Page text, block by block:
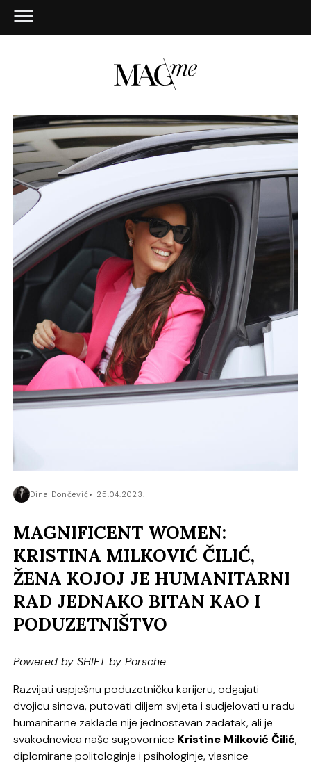
Dina Dončević 25.04.2023.
MAGNIFICENT WOMEN:
KRISTINA MILKOVIĆ ČILIĆ,
ŽENA KOJOJ JE HUMANITARNI
RAD JEDNAKO BITAN KAO I
PODUZETNIŠTVO
Powered by SHIFT by Porsche
Razvijati uspješnu poduzetničku karijeru, odgajati
dvojicu sinova, putovati diljem svijeta i sudjelovati u radu
humanitarne zaklade nije jednostavan zadatak, ali je
svakodnevica naše sugovornice Kristine Milković Čilić,
diplomirane politologinje i psihologinje, vlasnice